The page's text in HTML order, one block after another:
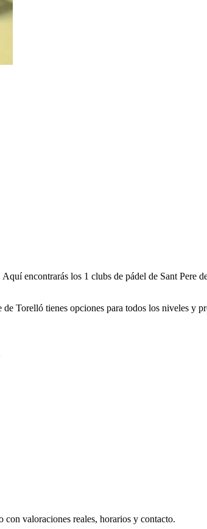
encontrarás los 1 clubs de pádel de Sant Pere
Torelló tienes opciones para todos los niveles y
con valoraciones reales, horarios y contacto.